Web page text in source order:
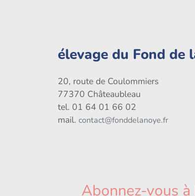
élevage du Fond de
20, route de Coulommiers
77370 Châteaubleau
tel. 01 64 01 66 02
mail. contact@fonddelanoye.fr
Abonnez-vous